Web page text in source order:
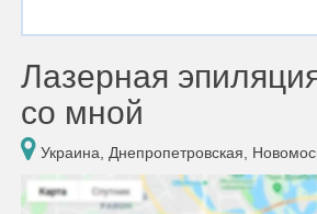
Лазерная
со мной
Украина, Днепропетровская,